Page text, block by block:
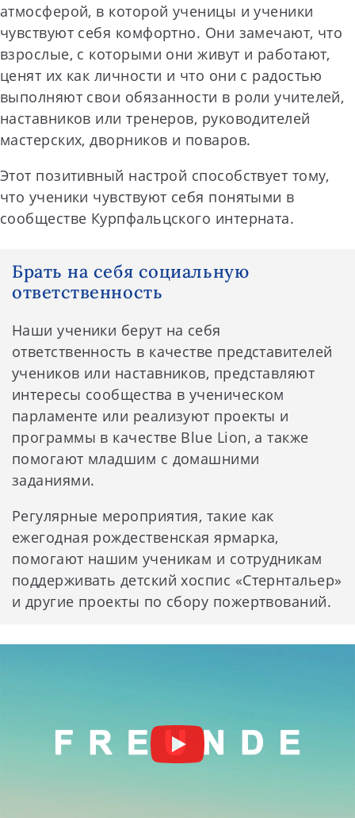
атмосферой, в которой ученицы и ученики
чувствуют себя комфортно. Они замечают, что
взрослые, с которыми они живут и работают,
ценят их как личности и что они с радостью
выполняют свои обязанности в роли учителей,
наставников или тренеров, руководителей
мастерских, дворников и поваров.
Этот позитивный настрой способствует тому,
что ученики чувствуют себя понятыми в
сообществе Курпфальцского интерната.
Брать на себя социальную
ответственность
Наши ученики берут на себя
ответственность в качестве представителей
учеников или наставников, представляют
интересы сообщества в ученическом
парламенте или реализуют проекты и
программы в качестве Blue Lion, а также
помогают младшим с домашними
заданиями.
Регулярные мероприятия, такие как
ежегодная рождественская ярмарка,
помогают нашим ученикам и сотрудникам
поддерживать детский хоспис «Стернтальер»
и другие проекты по сбору пожертвований.